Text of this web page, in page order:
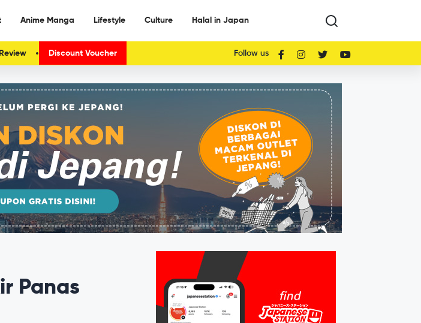
Anime Manga Lifestyle Culture Halal in Japan
Review Discount Voucher Follow us
Panas